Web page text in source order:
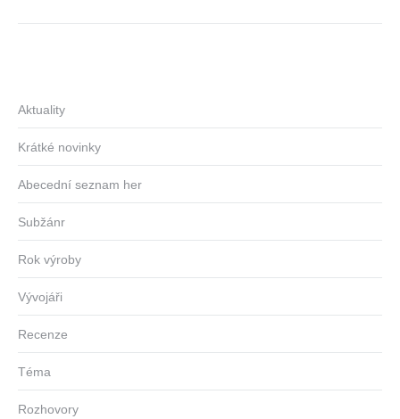
Aktuality
Krátké novinky
Abecední seznam her
Subžánr
Rok výroby
Vývojáři
Recenze
Téma
Rozhovory